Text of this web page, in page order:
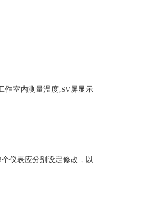
室内测量温度,SV屏显示
仪表应分别设定修改，以